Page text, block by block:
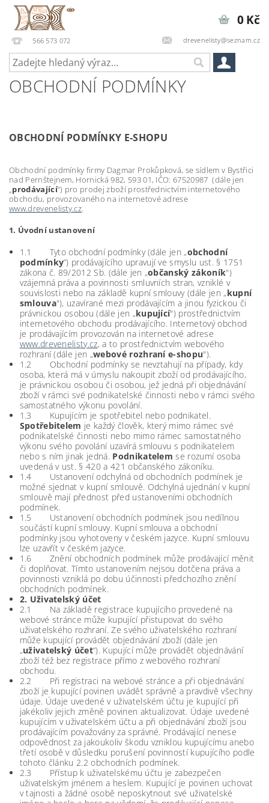
566 573 072 drevenelisty@seznam.cz
0 Kč
OBCHODNÍ PODMÍNKY
OBCHODNÍ PODMÍNKY E-SHOPU
Obchodní podmínky firmy Dagmar Prokůpková, se sídlem v Bystřici
nad Pernštejnem, Hornická 982, 593 01, IČO: 67520987 (dále jen
„prodávající“) pro prodej zboží prostřednictvím internetového
obchodu, provozovaného na internetové adrese
www.drevenelisty.cz.
1. Úvodní ustanovení
1.1 Tyto obchodní podmínky (dále jen „obchodní
podmínky“) prodávajícího upravují ve smyslu ust. § 1751
zákona č. 89/2012 Sb. (dále jen „občanský zákoník")
vzájemná práva a povinnosti smluvních stran, vzniklé v
souvislosti nebo na základě kupní smlouvy (dále jen „kupní
smlouva"), uzavírané mezi prodávajícím a jinou fyzickou či
právnickou osobou (dále jen „kupující") prostřednictvím
internetového obchodu prodávajícího. Internetový obchod
je prodávajícím provozován na internetové adrese
www.drevenelisty.cz, a to prostřednictvím webového
rozhraní (dále jen „webové rozhraní e-shopu").
1.2 Obchodní podmínky se nevztahují na případy, kdy
osoba, která má v úmyslu nakoupit zboží od prodávajícího,
je právnickou osobou či osobou, jež jedná při objednávání
zboží v rámci své podnikatelské činnosti nebo v rámci svého
samostatného výkonu povolání.
1.3 Kupujícím je spotřebitel nebo podnikatel.
Spotřebitelem je každý člověk, který mimo rámec své
podnikatelské činnosti nebo mimo rámec samostatného
výkonu svého povolání uzavírá smlouvu s podnikatelem
nebo s ním jinak jedná. Podnikatelem se rozumí osoba
uvedená v ust. § 420 a 421 občanského zákoníku.
1.4 Ustanovení odchylná od obchodních podmínek je
možné sjednat v kupní smlouvě. Odchylná ujednání v kupní
smlouvě mají přednost před ustanoveními obchodních
podmínek.
1.5 Ustanovení obchodních podmínek jsou nedílnou
součástí kupní smlouvy. Kupní smlouva a obchodní
podmínky jsou vyhotoveny v českém jazyce. Kupní smlouvu
lze uzavřít v českém jazyce.
1.6 Znění obchodních podmínek může prodávající měnit
či doplňovat. Tímto ustanovením nejsou dotčena práva a
povinnosti vzniklá po dobu účinnosti předchozího znění
obchodních podmínek.
2. Uživatelský účet
2.1 Na základě registrace kupujícího provedené na
webové stránce může kupující přistupovat do svého
uživatelského rozhraní. Ze svého uživatelského rozhraní
může kupující provádět objednávání zboží (dále jen
„uživatelský účet“). Kupující může provádět objednávání
zboží též bez registrace přímo z webového rozhraní
obchodu.
2.2 Při registraci na webové stránce a při objednávání
zboží je kupující povinen uvádět správně a pravdivě všechny
údaje. Údaje uvedené v uživatelském účtu je kupující při
jakékoliv jejich změně povinen aktualizovat. Údaje uvedené
kupujícím v uživatelském účtu a při objednávání zboží jsou
prodávajícím považovány za správné. Prodávající nenese
odpovědnost za jakoukoliv škodu vzniklou kupujícímu anebo
třetí osobě v důsledku porušení povinností kupujícího podle
tohoto článku 2.2 obchodních podmínek.
2.3 Přístup k uživatelskému účtu je zabezpečen
uživatelským jménem a heslem. Kupující je povinen uchovat
v tajnosti a žádné osobě neposkytnout své uživatelské